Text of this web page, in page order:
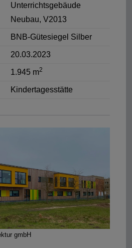
Unterrichtsgebäude
Neubau, V2013
BNB-Gütesiegel Silber
20.03.2023
1.945 m2
Kindertagesstätte
gmbH